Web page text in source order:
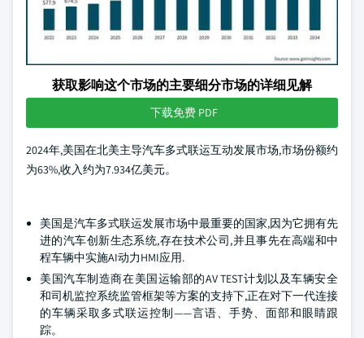
获取影响这个市场的主要细分市场的详细见解
下载免费 PDF
2024年,美国在北美主导汽车多式联运互动发展市场,市场份额约
为63%,收入约为7.934亿美元。
美国是汽车多式联运发展市场中最重要的国家,因为它拥有先
进的汽车创新生态系统,存在技术公司,并且事先在高端和中
程车辆中实施AI动力HMI应用.
美国汽车制造商在美国运输部的AV TEST计划以及车辆安全
和司机监控系统监管框架等方案的支持下,正在对下一代连接
的车辆采取多式联运控制——言语、手势、面部和眼睛跟
踪。